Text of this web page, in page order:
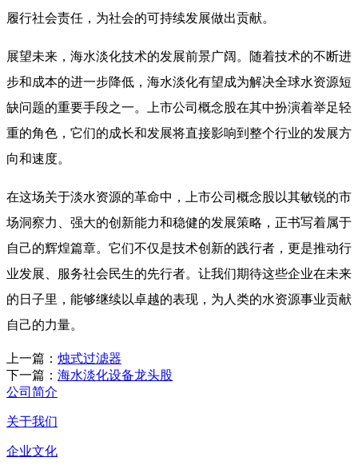
履行社会责任，为社会的可持续发展做出贡献。
展望未来，海水淡化技术的发展前景广阔。随着技术的不断进
步和成本的进一步降低，海水淡化有望成为解决全球水资源短
缺问题的重要手段之一。上市公司概念股在其中扮演着举足轻
重的角色，它们的成长和发展将直接影响到整个行业的发展方
向和速度。
在这场关于淡水资源的革命中，上市公司概念股以其敏锐的市
场洞察力、强大的创新能力和稳健的发展策略，正书写着属于
自己的辉煌篇章。它们不仅是技术创新的践行者，更是推动行
业发展、服务社会民生的先行者。让我们期待这些企业在未来
的日子里，能够继续以卓越的表现，为人类的水资源事业贡献
自己的力量。
上一篇： 烛式过滤器
下一篇： 海水淡化设备龙头股
公司简介
关于我们
企业文化